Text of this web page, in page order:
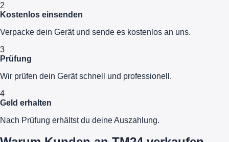
2
Kostenlos einsenden
Verpacke dein Gerät und sende es kostenlos an uns.
3
Prüfung
Wir prüfen dein Gerät schnell und professionell.
4
Geld erhalten
Nach Prüfung erhältst du deine Auszahlung.